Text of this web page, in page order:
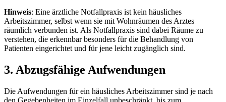
Hinweis: Eine ärztliche Notfallpraxis ist kein häusliches
Arbeitszimmer, selbst wenn sie mit Wohnräumen des Arztes
räumlich verbunden ist. Als Notfallpraxis sind dabei Räume zu
verstehen, die erkennbar besonders für die Behandlung von
Patienten eingerichtet und für jene leicht zugänglich sind.
3. Abzugsfähige Aufwendungen
Die Aufwendungen für ein häusliches Arbeitszimmer sind je nach